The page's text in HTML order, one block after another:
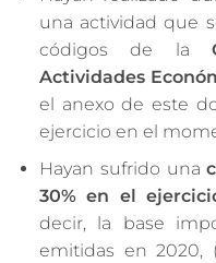
una actividad que
códigos de la
Actividades
el anexo de este
ejercicio en el
Hayan sufrido una
30% en el
decir, la base
emitidas en 2020,